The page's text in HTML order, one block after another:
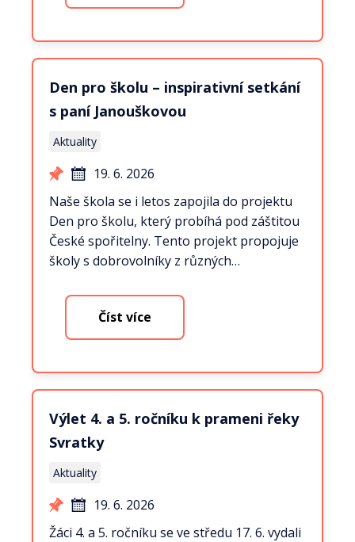
Den pro školu – inspirativní setkání
s paní Janouškovou
Aktuality
19. 6. 2026
Naše škola se i letos zapojila do projektu
Den pro školu, který probíhá pod záštitou
České spořitelny. Tento projekt propojuje
školy s dobrovolníky z různých…
Číst více
Výlet 4. a 5. ročníku k prameni řeky
Svratky
Aktuality
19. 6. 2026
Žáci 4. a 5. ročníku se ve středu 17. 6. vydali